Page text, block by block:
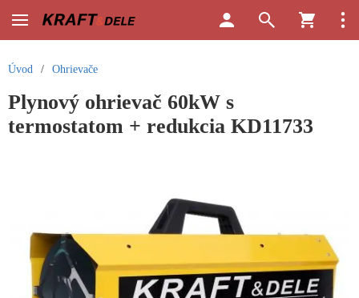
Úvod / Ohrievače
Plynový ohrievač 60kW s
termostatom + redukcia KD11733